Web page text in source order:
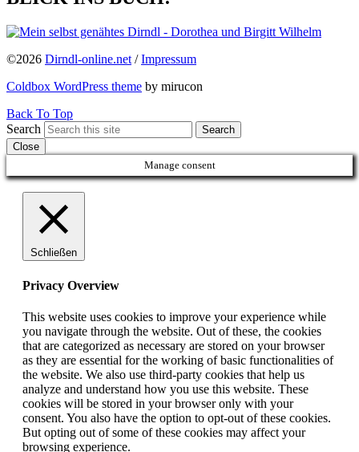
©2026 Dirndl-online.net /Impressum
Coldbox WordPress theme by mirucon
Back To Top
Search
Search
Close
Manage consent
Schließen
Privacy Overview
This website uses cookies to improve your experience while
you navigate through the website. Out of these, the cookies
that are categorized as necessary are stored on your browser
as they are essential for the working of basic functionalities of
the website. We also use third-party cookies that help us
analyze and understand how you use this website. These
cookies will be stored in your browser only with your
consent. You also have the option to opt-out of these cookies.
But opting out of some of these cookies may affect your
browsing experience.